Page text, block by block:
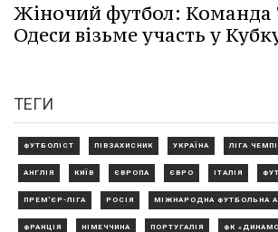
Жіночий футбол: Команда
Одеси візьме участь у
ТЕГИ
ФУТБОЛІСТ ПІВЗАХИСНИК УКРАЇНА ЛІГА
АНГЛІЯ КИЇВ ЄВРОПА ЄВРО ІТАЛІЯ
ПРЕМ'ЄР-ЛІГА РОСІЯ МІЖНАРОДНА ФУТБОЛЬНА
ФРАНЦІЯ НІМЕЧЧИНА ПОРТУГАЛІЯ ФК